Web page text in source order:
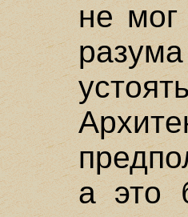
не мог
а это